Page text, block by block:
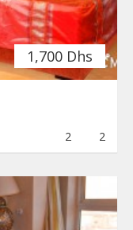
1,700 Dhs
2
2